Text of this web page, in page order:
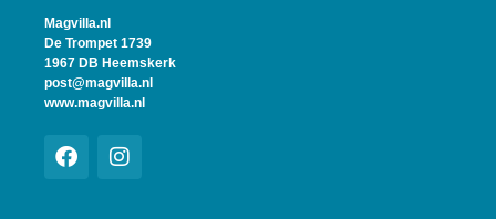
Magvilla.nl
De Trompet 1739
1967 DB Heemskerk
post@magvilla.nl
www.magvilla.nl